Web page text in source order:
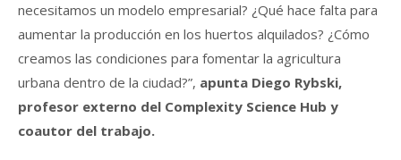
necesitamos un modelo empresarial? ¿Qué hace falta para
aumentar la producción en los huertos alquilados? ¿Cómo
creamos las condiciones para fomentar la agricultura
urbana dentro de la ciudad?”, apunta Diego Rybski,
profesor externo del Complexity Science Hub y
coautor del trabajo.